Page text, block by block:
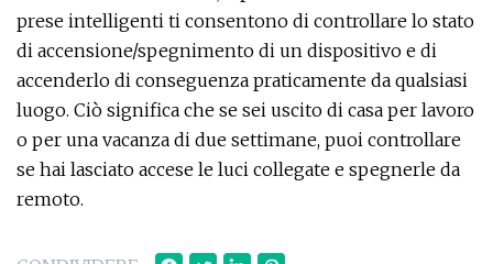
prese intelligenti ti consentono di controllare lo stato
di accensione/spegnimento di un dispositivo e di
accenderlo di conseguenza praticamente da qualsiasi
luogo. Ciò significa che se sei uscito di casa per lavoro
o per una vacanza di due settimane, puoi controllare
se hai lasciato accese le luci collegate e spegnerle da
remoto.